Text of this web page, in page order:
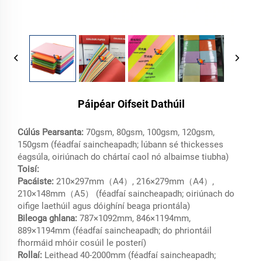
Páipéar Oifseit Dathúil
Cúlús Pearsanta: 70gsm, 80gsm, 100gsm, 120gsm,
150gsm (féadfaí saincheapadh; lúbann sé thickesses
éagsúla, oiriúnach do chártaí caol nó albaimse tiubha)
Toisí:
Pacáiste: 210×297mm（A4）, 216×279mm（A4）,
210×148mm（A5） (féadfaí saincheapadh; oiriúnach do
oifige laethúil agus dóighíní beaga priontála)
Bileoga ghlana: 787×1092mm, 846×1194mm,
889×1194mm (féadfaí saincheapadh; do phriontáil
fhormáid mhóir cosúil le posterí)
Rollaí: Leithead 40-2000mm (féadfaí saincheapadh;